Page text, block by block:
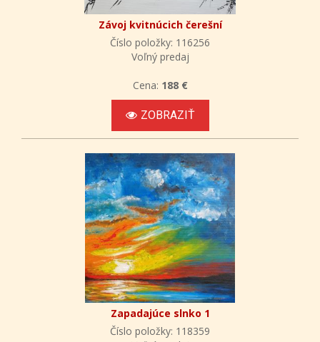
Závoj kvitnúcich čerešní
Číslo položky: 116256
Voľný predaj
Cena: 188 €
ZOBRAZIŤ
Zapadajúce slnko 1
Číslo položky: 118359